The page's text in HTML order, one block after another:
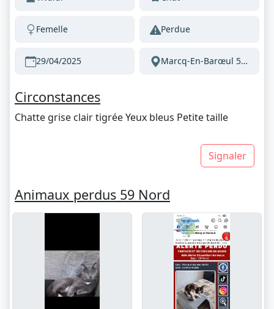
Femelle Perdue
29/04/2025 Marcq-En-Barœul 59700 France
Circonstances
Chatte grise clair tigrée Yeux bleus Petite taille
Signaler
Animaux perdus 59 Nord